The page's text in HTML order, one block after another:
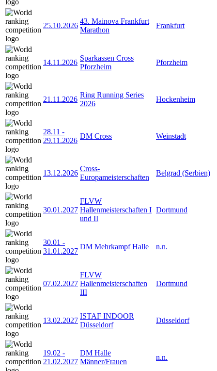
25.10.2026
43. Mainova Frankfurt
Marathon
Frankfurt
14.11.2026
Sparkassen Cross
Pforzheim
Pforzheim
21.11.2026
Ring Running Series
2026
Hockenheim
28.11 -
29.11.2026
DM Cross Weinstadt
13.12.2026
Cross-
Europameisterschaften
Belgrad (Serbien)
30.01.2027
FLVW
Hallenmeisterschaften I
und II
Dortmund
30.01 -
31.01.2027
DM Mehrkampf Halle n.n.
07.02.2027
FLVW
Hallenmeisterschaften
III
Dortmund
13.02.2027
ISTAF INDOOR
Düsseldorf
Düsseldorf
19.02 -
21.02.2027
DM Halle
Männer/Frauen
n.n.